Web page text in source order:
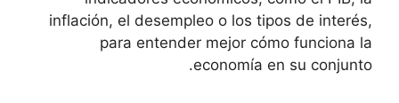
inflación, el desempleo⁢ o los​ tipos de interés,
para entender mejor​ cómo⁣ funciona la
economía en su conjunto.